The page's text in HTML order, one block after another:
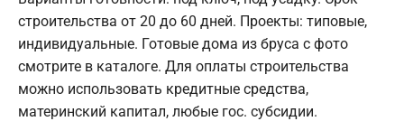
строительства от 20 до 60 дней. Проекты: типовые,
индивидуальные. Готовые дома из бруса с фото
смотрите в каталоге. Для оплаты строительства
можно использовать кредитные средства,
материнский капитал, любые гос. субсидии.